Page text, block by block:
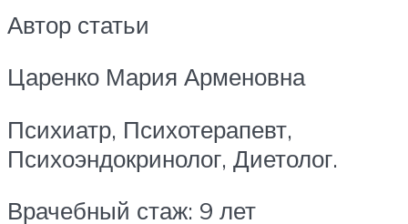
Автор статьи
Царенко Мария Арменовна
Психиатр, Психотерапевт,
Психоэндокринолог, Диетолог.
Врачебный стаж: 9 лет